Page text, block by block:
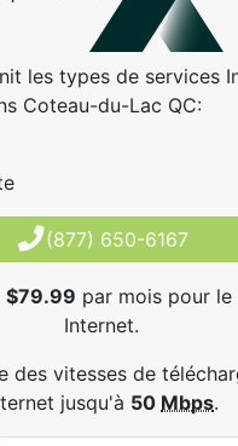
les types de services
Coteau-du-Lac QC:
(877) 650-6167
$79.99 par mois pour le
Internet.
des vitesses de
jusqu'à 50 Mbps.